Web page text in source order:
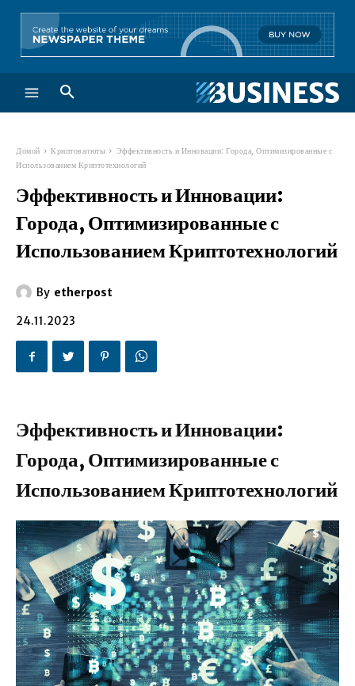
Домой Криптовалюты
Эффективность и Инновации: Города, Оптимизированные с
Использованием Криптотехнологий
Эффективность и Инновации:
Города, Оптимизированные с
Использованием Криптотехнологий
By etherpost
24.11.2023
Эффективность и Инновации:
Города, Оптимизированные с
Использованием Криптотехнологий